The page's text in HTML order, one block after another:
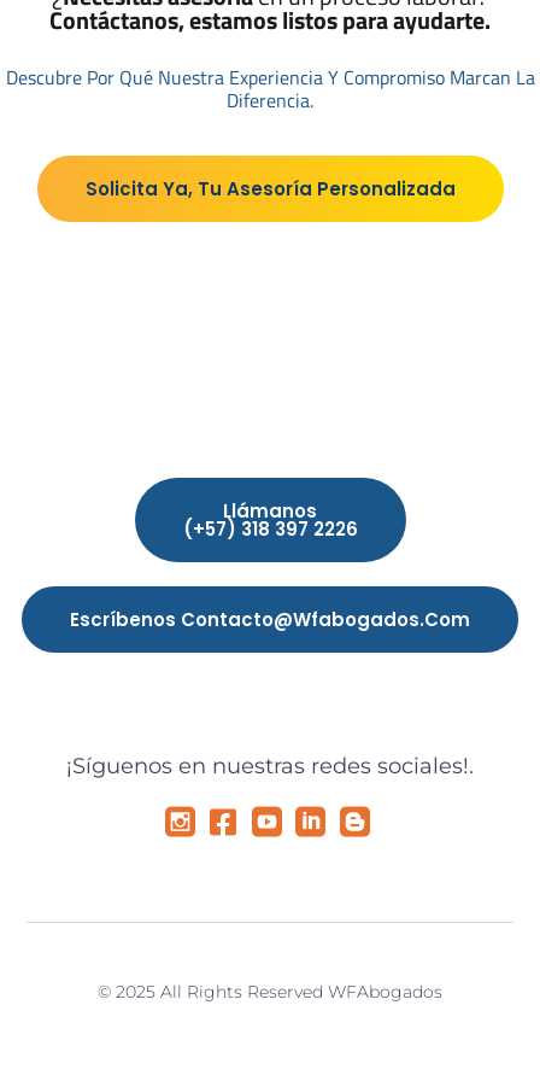
Contáctanos, estamos listos para ayudarte.
Descubre Por Qué Nuestra Experiencia Y Compromiso Marcan La
Diferencia.
Solicita Ya, Tu Asesoría Personalizada
Llámanos
(+57) 318 397 2226
Escríbenos Contacto@wfabogados.com
¡Síguenos en nuestras redes sociales!.
© 2025 All Rights Reserved WFAbogados